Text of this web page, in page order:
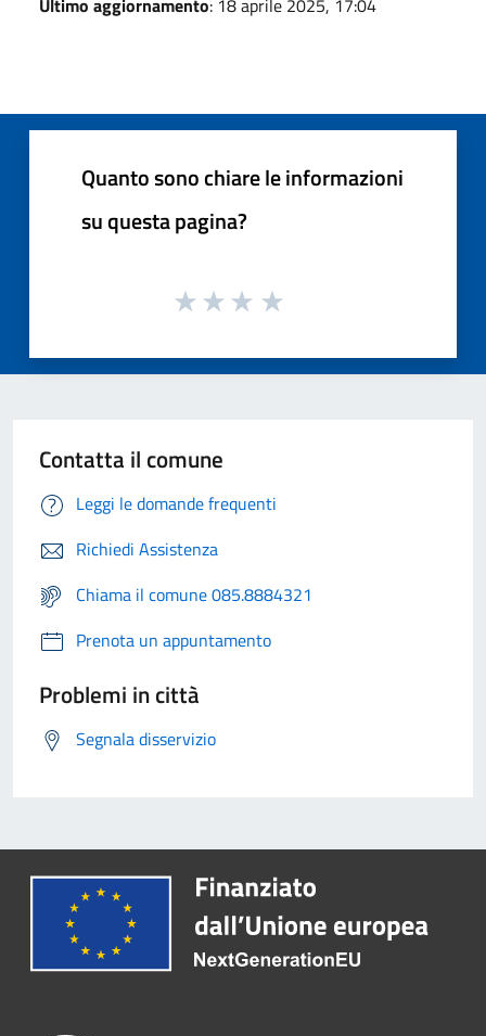
Quanto sono chiare le informazioni
su questa pagina?
Contatta il comune
Leggi le domande frequenti
Richiedi Assistenza
Chiama il comune 085.8884321
Prenota un appuntamento
Problemi in città
Segnala disservizio